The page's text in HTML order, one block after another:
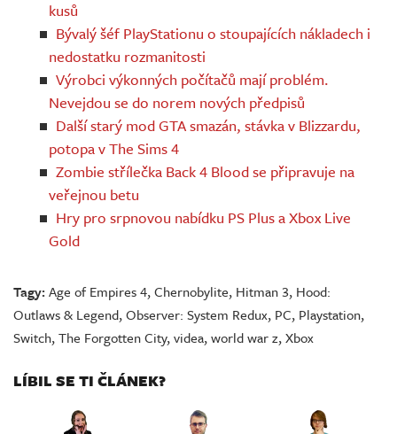
kusů
Bývalý šéf PlayStationu o stoupajících nákladech i
nedostatku rozmanitosti
Výrobci výkonných počítačů mají problém.
Nevejdou se do norem nových předpisů
Další starý mod GTA smazán, stávka v Blizzardu,
potopa v The Sims 4
Zombie střílečka Back 4 Blood se připravuje na
veřejnou betu
Hry pro srpnovou nabídku PS Plus a Xbox Live
Gold
Tagy:Age of Empires 4,Chernobylite, Hitman 3, Hood:
Outlaws & Legend,Observer: System Redux, PC, Playstation,
Switch,The Forgotten City,videa,world war z,Xbox
LÍBIL SE TI ČLÁNEK?